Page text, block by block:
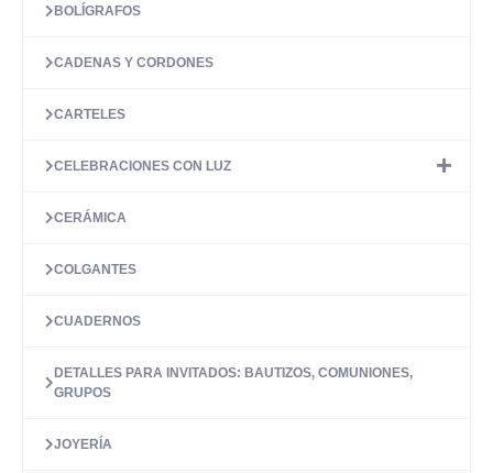
BOLÍGRAFOS
CADENAS Y CORDONES
CARTELES
CELEBRACIONES CON LUZ
CERÁMICA
COLGANTES
CUADERNOS
DETALLES PARA INVITADOS: BAUTIZOS, COMUNIONES,
GRUPOS
JOYERÍA